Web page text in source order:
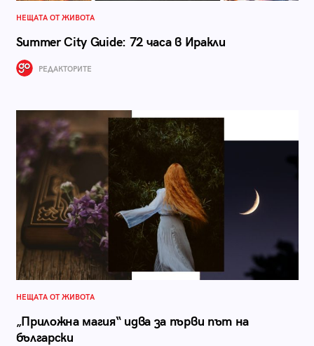
НЕЩАТА ОТ ЖИВОТА
Summer City Guide: 72 часа в Иракли
РЕДАКТОРИТЕ
НЕЩАТА ОТ ЖИВОТА
„Приложна магия“ идва за първи път на
български